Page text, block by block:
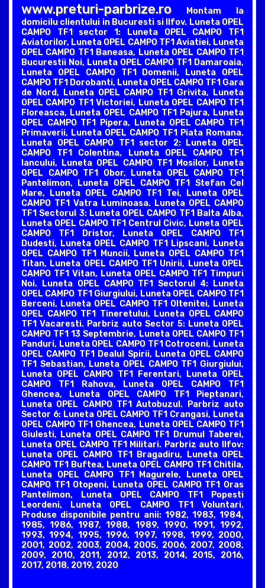
www.preturi-parbrize.roMontam la
domicilu clientului in Bucuresti si Ilfov. Luneta OPEL
CAMPO TF1 sector 1: Luneta OPEL CAMPO TF1
Aviatorilor, Luneta OPEL CAMPO TF1 Aviatiei, Luneta
OPEL CAMPO TF1 Baneasa, Luneta OPEL CAMPO TF1
Bucurestii Noi, Luneta OPEL CAMPO TF1 Damaroaia,
Luneta OPEL CAMPO TF1 Domenii, Luneta OPEL
CAMPO TF1 Dorobanti, Luneta OPEL CAMPO TF1 Gara
de Nord, Luneta OPEL CAMPO TF1 Grivita, Luneta
OPEL CAMPO TF1 Victoriei, Luneta OPEL CAMPO TF1
Floreasca, Luneta OPEL CAMPO TF1 Pajura, Luneta
OPEL CAMPO TF1 Pipera, Luneta OPEL CAMPO TF1
Primaverii, Luneta OPEL CAMPO TF1 Piata Romana.
Luneta OPEL CAMPO TF1 sector 2: Luneta OPEL
CAMPO TF1 Colentina, Luneta OPEL CAMPO TF1
Iancului, Luneta OPEL CAMPO TF1 Mosilor, Luneta
OPEL CAMPO TF1 Obor, Luneta OPEL CAMPO TF1
Pantelimon, Luneta OPEL CAMPO TF1 Stefan Cel
Mare, Luneta OPEL CAMPO TF1 Tei, Luneta OPEL
CAMPO TF1 Vatra Luminoasa. Luneta OPEL CAMPO
TF1 Sectorul 3: Luneta OPEL CAMPO TF1 Balta Alba,
Luneta OPEL CAMPO TF1 Centrul Civic, Luneta OPEL
CAMPO TF1 Dristor, Luneta OPEL CAMPO TF1
Dudesti, Luneta OPEL CAMPO TF1 Lipscani, Luneta
OPEL CAMPO TF1 Muncii, Luneta OPEL CAMPO TF1
Titan, Luneta OPEL CAMPO TF1 Unirii, Luneta OPEL
CAMPO TF1 Vitan, Luneta OPEL CAMPO TF1 Timpuri
Noi. Luneta OPEL CAMPO TF1 Sectorul 4: Luneta
OPEL CAMPO TF1 Giurgiului, Luneta OPEL CAMPO TF1
Berceni, Luneta OPEL CAMPO TF1 Oltenitei, Luneta
OPEL CAMPO TF1 Tineretului, Luneta OPEL CAMPO
TF1 Vacaresti. Parbriz auto Sector 5: Luneta OPEL
CAMPO TF1 13 Septembrie, Luneta OPEL CAMPO TF1
Panduri, Luneta OPEL CAMPO TF1 Cotroceni, Luneta
OPEL CAMPO TF1 Dealul Spirii, Luneta OPEL CAMPO
TF1 Sebastian, Luneta OPEL CAMPO TF1 Giurgiului,
Luneta OPEL CAMPO TF1 Ferentari, Luneta OPEL
CAMPO TF1 Rahova, Luneta OPEL CAMPO TF1
Ghencea, Luneta OPEL CAMPO TF1 Pieptanari,
Luneta OPEL CAMPO TF1 Autobuzul. Parbriz auto
Sector 6: Luneta OPEL CAMPO TF1 Crangasi, Luneta
OPEL CAMPO TF1 Ghencea, Luneta OPEL CAMPO TF1
Giulesti, Luneta OPEL CAMPO TF1 Drumul Taberei,
Luneta OPEL CAMPO TF1 Militari. Parbriz auto Ilfov:
Luneta OPEL CAMPO TF1 Bragadiru, Luneta OPEL
CAMPO TF1 Buftea, Luneta OPEL CAMPO TF1 Chitila,
Luneta OPEL CAMPO TF1 Magurele, Luneta OPEL
CAMPO TF1 Otopeni, Luneta OPEL CAMPO TF1 Oras
Pantelimon, Luneta OPEL CAMPO TF1 Popesti
Leordeni, Luneta OPEL CAMPO TF1 Voluntari.
Produse disponibile pentru anii: 1982, 1983, 1984,
1985, 1986, 1987, 1988, 1989, 1990, 1991, 1992,
1993, 1994, 1995, 1996, 1997, 1998, 1999, 2000,
2001, 2002, 2003, 2004, 2005, 2006, 2007, 2008,
2009, 2010, 2011, 2012, 2013, 2014, 2015, 2016,
2017, 2018, 2019, 2020